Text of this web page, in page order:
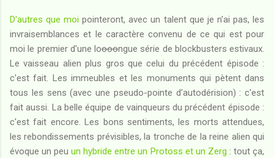
D'autres que moi pointeront, avec un talent que je n'ai pas, les
invraisemblances et le caractère convenu de ce qui est pour
moi le premier d'une loooongue série de blockbusters estivaux.
Le vaisseau alien plus gros que celui du précédent épisode :
c'est fait. Les immeubles et les monuments qui pètent dans
tous les sens (avec une pseudo-pointe d'autodérision) : c'est
fait aussi. La belle équipe de vainqueurs du précédent épisode :
c'est fait encore. Les bons sentiments, les morts attendues,
les rebondissements prévisibles, la tronche de la reine alien qui
évoque un peuun hybride entre un Protoss et un Zerg : tout ça,